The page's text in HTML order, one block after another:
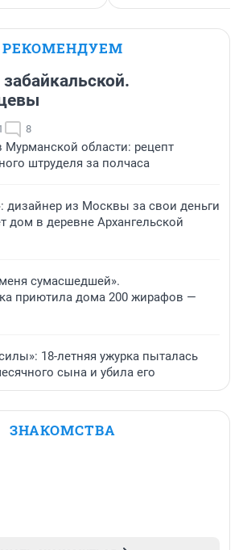
РЕКОМЕНДУЕМ
8
Мурманской области: рецепт
штруделя за полчаса
дизайнер из Москвы за свои деньги
дом в деревне Архангельской
меня сумасшедшей».
приютила дома 200 жирафов —
18-летняя ужурка пыталась
сына и убила его
ЗНАКОМСТВА